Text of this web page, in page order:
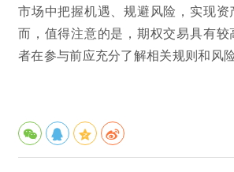
市场中把握机遇、规避风险，实现
而，值得注意的是，期权交易具有
者在参与前应充分了解相关规则和风